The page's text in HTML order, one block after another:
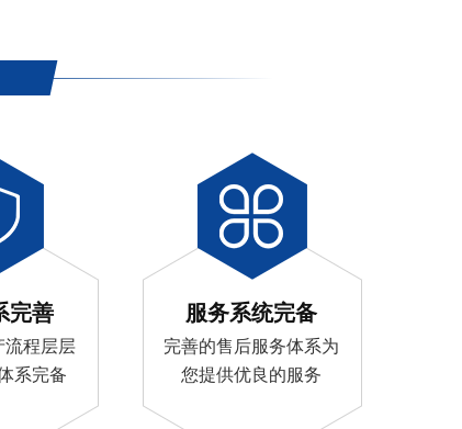
完善
流程层层
系完备
服务系统完备
完善的售后服务体系为
您提供优良的服务